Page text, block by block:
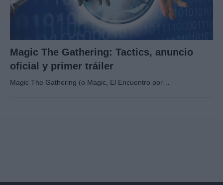
Magic The Gathering: Tactics, anuncio
oficial y primer tráiler
Magic The Gathering (o Magic, El Encuentro por…